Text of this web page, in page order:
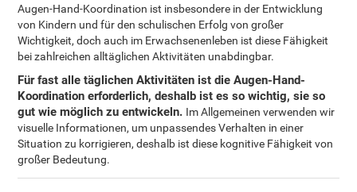
Augen-Hand-Koordination ist insbesondere in der Entwicklung
von Kindern und für den schulischen Erfolg von großer
Wichtigkeit, doch auch im Erwachsenenleben ist diese Fähigkeit
bei zahlreichen alltäglichen Aktivitäten unabdingbar.
Für fast alle täglichen Aktivitäten ist die Augen-Hand-
Koordination erforderlich, deshalb ist es so wichtig, sie so
gut wie möglich zu entwickeln. Im Allgemeinen verwenden wir
visuelle Informationen, um unpassendes Verhalten in einer
Situation zu korrigieren, deshalb ist diese kognitive Fähigkeit von
großer Bedeutung.